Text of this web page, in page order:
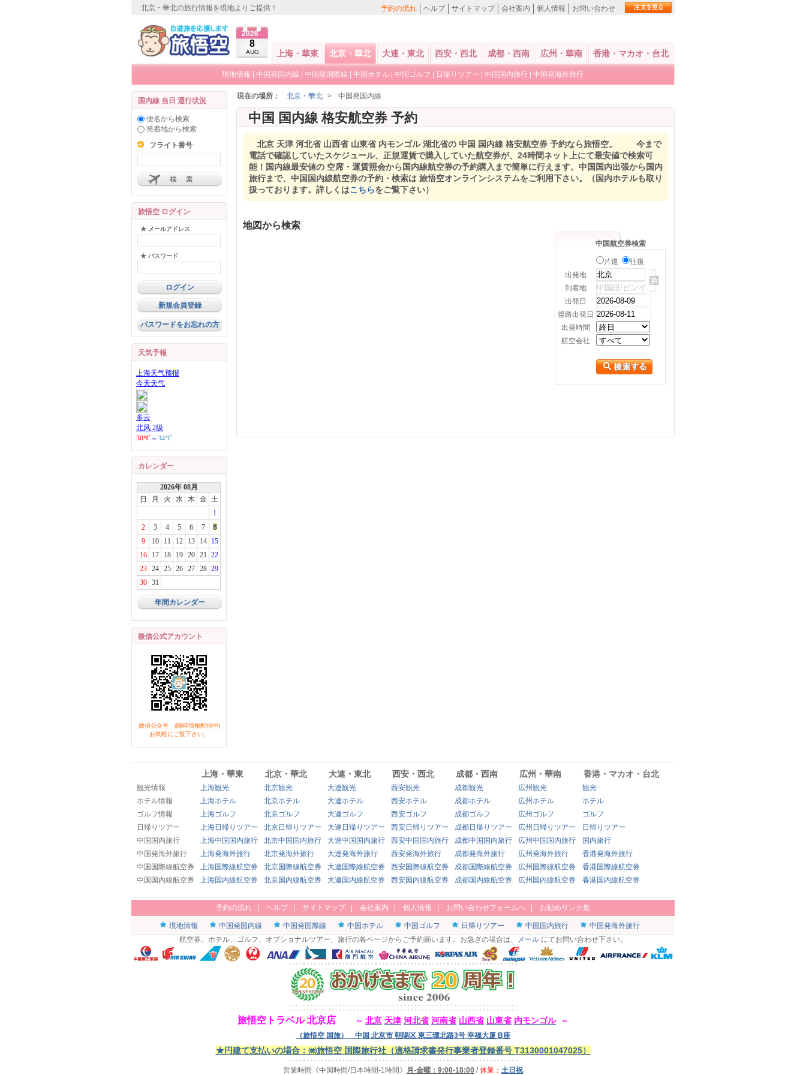
北京・華北の旅行情報を現地よりご提供！ 予約の流れ ヘルプ サイトマップ 会社案内 個人情報 お問い合わせ
2026
8
AUG 上海・華東 北京・華北 大連・東北 西安・西北 成都・西南 広州・華南 香港・マカオ・台北
現地情報 中国発国内線 中国発国際線 中国ホテル 中国ゴルフ 日帰りツアー 中国国内旅行 中国発海外旅行
国内線 当日 運行状況
便名から検索
発着地から検索
フライト番号
旅悟空 ログイン
★ メールアドレス
★ パスワード
新規会員登録
パスワードをお忘れの方
天気予報
カレンダー
2026年 08月
日
月 火 水 木 金 土
1
2
3 4 5 6 7 8
9 10 11 12 13 14
15
16
17 18 19 20 21 22
23
24 25 26 27 28 29
30
31
年間カレンダー
微信公式アカウント
微信公众号 (随時情報配信中)
お気軽にご覧下さい。
現在の場所： 北京・華北 > 中国発国内線
中国 国内線 格安航空券 予約
北京 天津 河北省 山西省 山東省 内モンゴル 湖北省の 中国 国内線 格安航空券 予約なら旅悟空。 今まで
電話で確認していたスケジュール、正規運賃で購入していた航空券が、24時間ネット上にて最安値で検索可
能！国内線最安値の 空席・運賃照会から国内線航空券の予約購入まで簡単に行えます。中国国内出張から国内
旅行まで、中国国内線航空券の予約・検索は 旅悟空オンラインシステムをご利用下さい。（国内ホテルも取り
扱っております。詳しくはこちらをご覧下さい）
地図から検索
中国航空券検索
片道
往復
出発地
到着地
出発日
復路出発日
出発時間
航空会社
上海・華東 北京・華北 大連・東北 西安・西北 成都・西南 広州・華南 香港・マカオ・台北
観光情報 上海観光 北京観光 大連観光 西安観光 成都観光 広州観光
観光
ホテル情報
上海ホテル 北京ホテル 大連ホテル 西安ホテル 成都ホテル 広州ホテル
ホテル
ゴルフ情報
上海ゴルフ 北京ゴルフ 大連ゴルフ 西安ゴルフ 成都ゴルフ 広州ゴルフ
ゴルフ
日帰りツアー
上海日帰りツアー 北京日帰りツアー 大連日帰りツアー 西安日帰りツアー 成都日帰りツアー 広州日帰りツアー
日帰りツアー
中国国内旅行
上海中国国内旅行 北京中国国内旅行 大連中国国内旅行 西安中国国内旅行 成都中国国内旅行 広州中国国内旅行
国内旅行
中国発海外旅行
上海発海外旅行 北京発海外旅行 大連発海外旅行 西安発海外旅行 成都発海外旅行 広州発海外旅行
香港発海外旅行
中国国際線航空券
上海国際線航空券 北京国際線航空券 大連国際線航空券 西安国際線航空券 成都国際線航空券 広州国際線航空券
香港国際線航空券
中国国内線航空券
上海国内線航空券 北京国内線航空券 大連国内線航空券 西安国内線航空券 成都国内線航空券 広州国内線航空券 香港国内線航空券
予約の流れ ヘルプ サイトマップ 会社案内 個人情報 お問い合わせフォームへ お勧めリンク集
現地情報 中国発国内線 中国発国際線 中国ホテル 中国ゴルフ 日帰りツアー 中国国内旅行
中国発海外旅行
航空券、ホテル、ゴルフ、オプショナルツアー、旅行の各ページからご予約願います。お急ぎの場合は、
メールにてお問い合わせ下さい。
旅悟空トラベル 北京店 ～ 北京 天津 河北省 河南省 山西省 山東省 内モンゴル～
（旅悟空 国旅） 中国 北京市 朝陽区 東三環北路3号 幸福大厦 B座
★円建て支払いの場合：㈱旅悟空 国際旅行社（適格請求書発行事業者登録番号 T3130001047025）
営業時間 《中国時間/日本時間-1時間》 月-金曜：9:00-18:00 /休業： 土日祝